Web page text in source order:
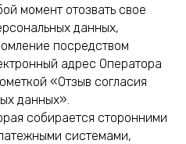
момент отозвать свое
данных,
посредством
адрес Оператора
«Отзыв согласия
данных».
собирается сторонними
системами,